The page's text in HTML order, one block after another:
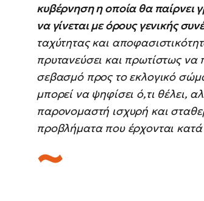
κυβέρνηση η οποία θα παίρνει
να γίνεται με όρους γενικής
ταχύτητας και
πρυτανεύσει και πρωτίστως
σεβασμό προς το εκλογικό
μπορεί να ψηφίσει ό,τι θέλει,
παρονομαστή ισχυρή και
προβλήματα που έρχονται